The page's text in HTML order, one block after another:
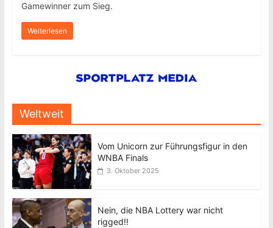
Gamewinner zum Sieg.
Weiterlesen
Weltweit
Vom Unicorn zur Führungsfigur in den
WNBA Finals
3. Oktober 2025
Nein, die NBA Lottery war nicht
rigged!!